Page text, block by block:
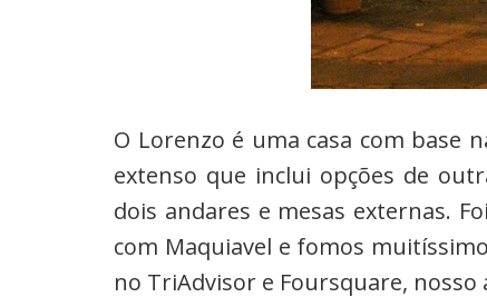
O Lorenzo é uma casa com base
extenso que inclui opções de
dois andares e mesas externas.
com Maquiavel e fomos
no TriAdvisor e Foursquare,